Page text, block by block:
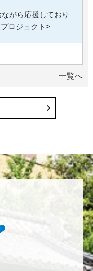
がら応援しており
ロジェクト>
物で繋がっている。
や室内の空気清浄、
会でも、子供たち
えていってほし
魚、美味しい日本
、日本米を子供た
研究教育基金>
一覧へ